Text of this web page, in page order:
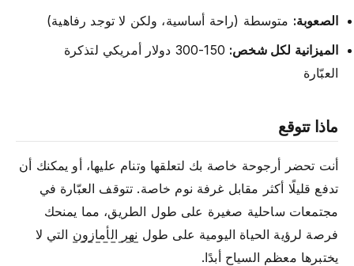
الصعوبة: متوسطة (راحة أساسية، ولكن لا توجد رفاهية)
الميزانية لكل شخص:
150-300 دولار أمريكي لتذكرة
العبّارة
ماذا تتوقع
أنت تحضر أرجوحة خاصة بك لتعلقها وتنام عليها، أو يمكنك أن
تدفع قليلًا أكثر مقابل غرفة نوم خاصة. تتوقف العبّارة في
مجتمعات ساحلية صغيرة على طول الطريق، مما يمنحك
فرصة لرؤية الحياة اليومية على طول نهر الأمازون التي لا
يختبرها معظم السياح أبدًا.